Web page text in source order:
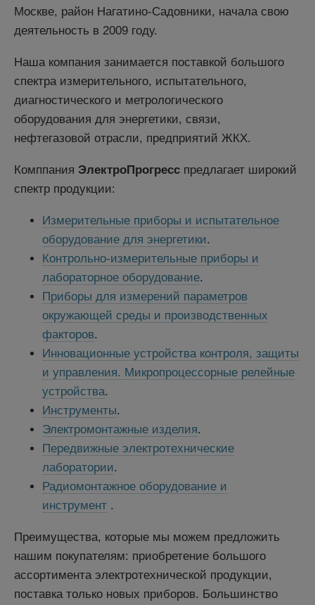
Москве, район Нагатино-Садовники, начала свою
деятельность в 2009 году.
Наша компания занимается поставкой большого
спектра измерительного, испытательного,
диагностического и метрологического
оборудования для энергетики, связи,
нефтегазовой отрасли, предприятий ЖКХ.
Комппания ЭлектроПрогресс предлагает широкий
спектр продукции:
Измерительные приборы и испытательное
оборудование для энергетики.
Контрольно-измерительные приборы и
лабораторное оборудование.
Приборы для измерений параметров
окружающей среды и производственных
факторов.
Инновационные устройства контроля, защиты
и управления. Микропроцессорные релейные
устройства.
Инструменты.
Электромонтажные изделия.
Передвижные электротехнические
лаборатории.
Радиомонтажное оборудование и
инструмент .
Преимущества, которые мы можем предложить
нашим покупателям: приобретение большого
ассортимента электротехнической продукции,
поставка только новых приборов. Большинство